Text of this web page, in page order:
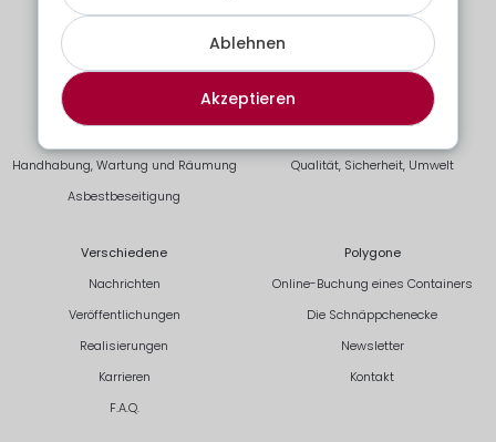
Parks und Gärten
Handhabung, Wartung und Räumung
Asbestbeseitigung
Über uns
Die Polygone Gruppe
Qualität, Sicherheit, Umwelt
Verschiedene
Nachrichten
Veröffentlichungen
Realisierungen
Karrieren
F.A.Q.
Polygone
Online-Buchung eines Containers
Die Schnäppchenecke
Newsletter
Kontakt
Akzeptieren
Ablehnen